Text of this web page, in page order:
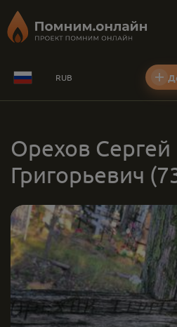
RUB
Орехов Сергей
Григорьевич